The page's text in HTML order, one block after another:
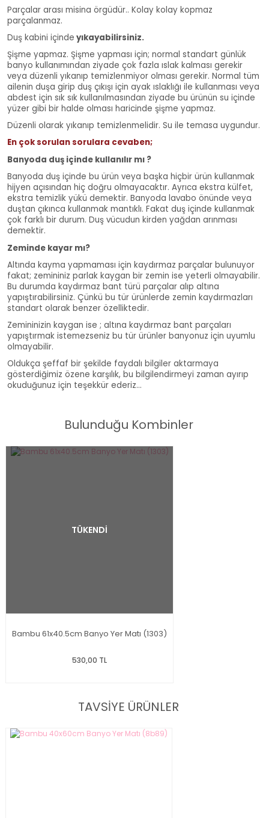
Parçalar arası misina örgüdür.. Kolay kolay kopmaz
parçalanmaz.
Duş kabini içinde yıkayabilirsiniz.
Şişme yapmaz. Şişme yapması için; normal standart günlük
banyo kullanımından ziyade çok fazla ıslak kalması gerekir
veya düzenli yıkanıp temizlenmiyor olması gerekir. Normal tüm
ailenin duşa girip duş çıkışı için ayak ıslaklığı ile kullanması veya
abdest için sık sık kullanılmasından ziyade bu ürünün su içinde
yüzer gibi bir halde olması haricinde şişme yapmaz.
Düzenli olarak yıkanıp temizlenmelidir. Su ile temasa uygundur.
En çok sorulan sorulara cevaben;
Banyoda duş içinde kullanılır mı ?
Banyoda duş içinde bu ürün veya başka hiçbir ürün kullanmak
hijyen açısından hiç doğru olmayacaktır. Ayrıca ekstra külfet,
ekstra temizlik yükü demektir. Banyoda lavabo önünde veya
duştan çıkınca kullanmak mantıklı. Fakat duş içinde kullanmak
çok farklı bir durum. Duş vücudun kirden yağdan arınması
demektir.
Zeminde kayar mı?
Altında kayma yapmaması için kaydırmaz parçalar bulunuyor
fakat; zemininiz parlak kaygan bir zemin ise yeterli olmayabilir.
Bu durumda kaydırmaz bant türü parçalar alıp altına
yapıştırabilirsiniz. Çünkü bu tür ürünlerde zemin kaydırmazları
standart olarak benzer özelliktedir.
Zemininizin kaygan ise ; altına kaydırmaz bant parçaları
yapıştırmak istemezseniz bu tür ürünler banyonuz için uyumlu
olmayabilir.
Oldukça şeffaf bir şekilde faydalı bilgiler aktarmaya
gösterdiğimiz özene karşılık, bu bilgilendirmeyi zaman ayırıp
okuduğunuz için teşekkür ederiz...
Bulunduğu Kombinler
TÜKENDİ
Bambu 61x40.5cm Banyo Yer Matı (1303)
530,00 TL
TAVSİYE ÜRÜNLER